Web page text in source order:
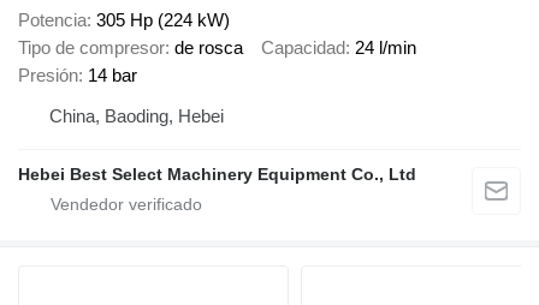
Potencia 305 Hp (224 kW)
Tipo de compresor de rosca Capacidad 24 l/min
Presión 14 bar
China, Baoding, Hebei
Hebei Best Select Machinery Equipment Co., Ltd